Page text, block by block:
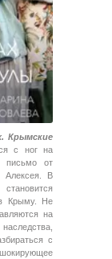
Крымские
с ног на
письмо от
Алексея. В
в Крыму. Не
на
с